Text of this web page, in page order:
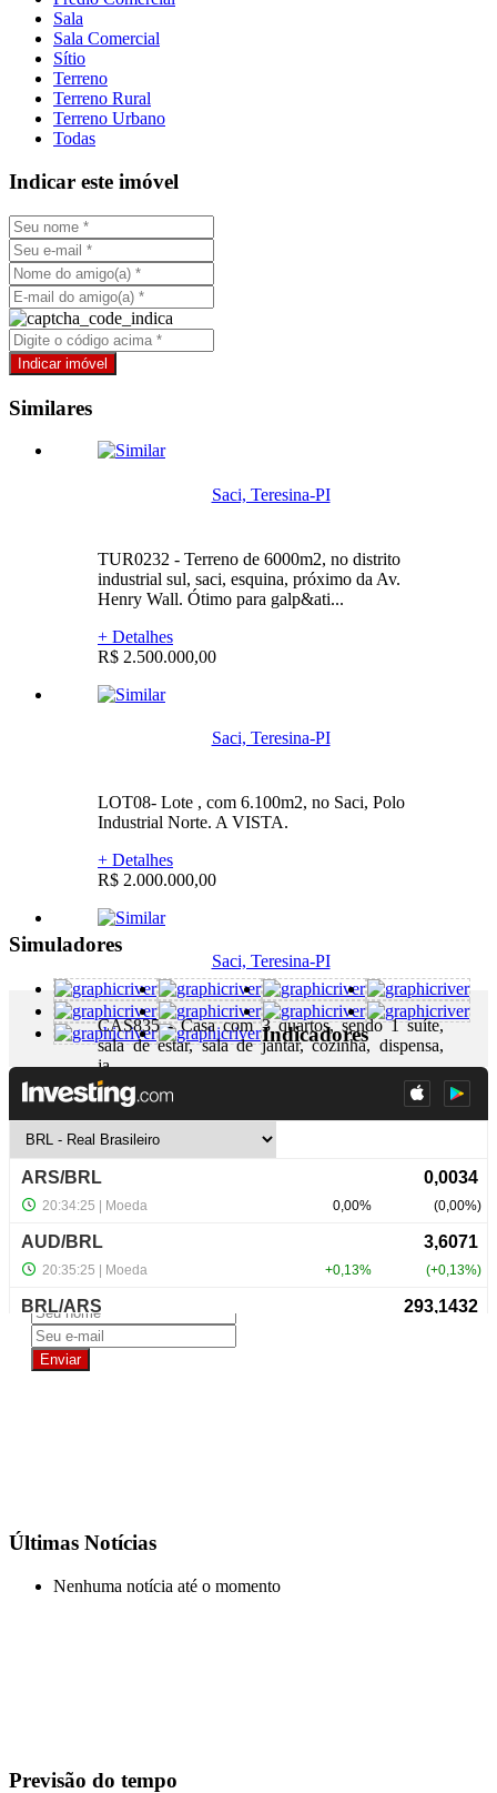
Sala
Sala Comercial
Sítio
Terreno
Terreno Rural
Terreno Urbano
Todas
Indicar este imóvel
Similares
Saci, Teresina-PI
TUR0232 - Terreno de 6000m2, no distrito
industrial sul, saci, esquina, próximo da Av.
Henry Wall. Ótimo para galp&ati...
+ Detalhes
R$ 2.500.000,00
Saci, Teresina-PI
LOT08- Lote , com 6.100m2, no Saci, Polo
Industrial Norte. A VISTA.
+ Detalhes
R$ 2.000.000,00
Saci, Teresina-PI
CAS835 - Casa com 3 quartos, sendo 1 suíte,
sala de estar, sala de jantar, cozinha, dispensa,
ja...
+ Detalhes
R$ 350.000,00
Simuladores
Indicadores
NewsLetter
Últimas Notícias
Nenhuma notícia até o momento
Previsão do tempo